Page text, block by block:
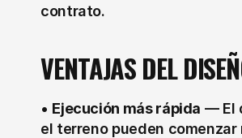
contrato.
VENTAJAS DEL
• Ejecución más rápida — El
el terreno pueden